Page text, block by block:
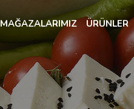
MAĞAZALARIMIZ ÜRÜNLER